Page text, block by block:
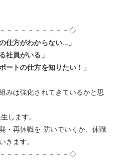
－－－－－－－－－◇
仕方がわからない…」
社員がいる」
ートの仕方を知りたい！」
みは強化されてきているかと思
します。
・再休職を 防いでいくか、休職
きます。
－－－－－－－－－◇